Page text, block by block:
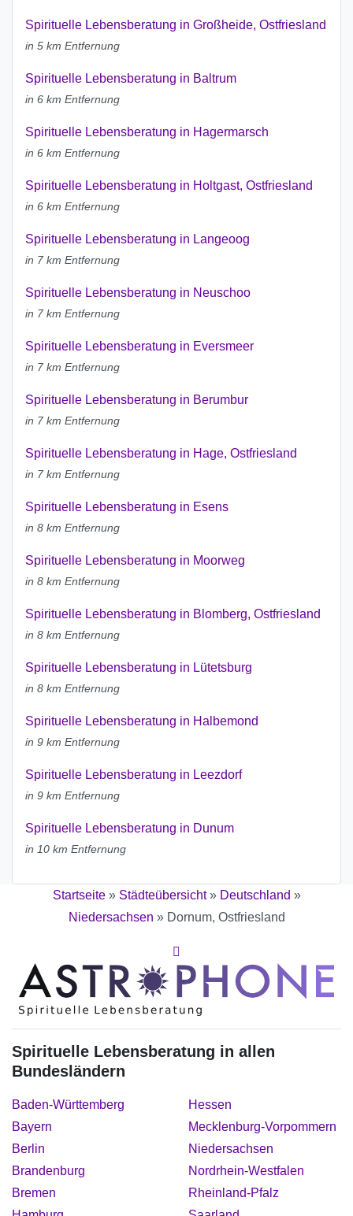
Spirituelle Lebensberatung in Großheide, Ostfriesland
in 5 km Entfernung
Spirituelle Lebensberatung in Baltrum
in 6 km Entfernung
Spirituelle Lebensberatung in Hagermarsch
in 6 km Entfernung
Spirituelle Lebensberatung in Holtgast, Ostfriesland
in 6 km Entfernung
Spirituelle Lebensberatung in Langeoog
in 7 km Entfernung
Spirituelle Lebensberatung in Neuschoo
in 7 km Entfernung
Spirituelle Lebensberatung in Eversmeer
in 7 km Entfernung
Spirituelle Lebensberatung in Berumbur
in 7 km Entfernung
Spirituelle Lebensberatung in Hage, Ostfriesland
in 7 km Entfernung
Spirituelle Lebensberatung in Esens
in 8 km Entfernung
Spirituelle Lebensberatung in Moorweg
in 8 km Entfernung
Spirituelle Lebensberatung in Blomberg, Ostfriesland
in 8 km Entfernung
Spirituelle Lebensberatung in Lütetsburg
in 8 km Entfernung
Spirituelle Lebensberatung in Halbemond
in 9 km Entfernung
Spirituelle Lebensberatung in Leezdorf
in 9 km Entfernung
Spirituelle Lebensberatung in Dunum
in 10 km Entfernung
Startseite» Städteübersicht» Deutschland »
Niedersachsen » Dornum, Ostfriesland
Spirituelle Lebensberatung in allen
Bundesländern
Baden-Württemberg
Bayern
Berlin
Brandenburg
Bremen
Hessen
Mecklenburg-Vorpommern
Niedersachsen
Nordrhein-Westfalen
Rheinland-Pfalz